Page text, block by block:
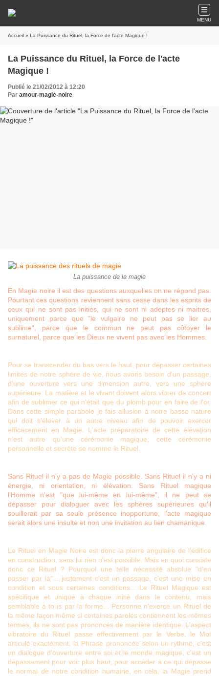
MENU
Accueil » La Puissance du Rituel, la Force de l'acte Magique !
La Puissance du Rituel, la Force de l'acte
Magique !
Publié le 21/02/2012 à 12:20
Par amour-magie-noire
La puissance de la magie
En Magie noire il est des questions auxquelles on ne répond pas.
Pourtant ces questions reviennent sans cesse dans les esprits de
ceux qui ne sont pas initiés, qui ne sont ni adeptes ni maitres,
uniquement parce que "le vulgaire ne peut pas se lier au
sublime", parce que le commun ne peut pas côtoyer le
surnaturel, parce que les Dieux ne vivent pas avec les Hommes.
Pour se transcender du bas vers le haut, pour dépasser certaines
limites de notre sphère de vie, nous avons besoin d'un passage,
d'une ouverture vers une dimension autre, vers une sphère
supérieure. La matière et le vivant doivent alors vibrer de concert
afin de sublimer ce qui n'était que du plomb pour en faire de l'or.
Dans cette simple parabole je fais allusion à notre basse nature
qui doit s'élever à un autre niveau afin de pouvoir exercer
efficacement en Magie. L'acte préparatoire de cette élévation
n'est autre qu'une cérémonie magique, cette cérémonie
personnelle et secrète se nomme le Rituel.
Sans Rituel il n'y a pas de Magie possible. Sans Rituel il n'y a ni
énergie, ni orientation, ni élévation. Sans Rituel magique
l'Homme n'est "que lui-même en lui-même", il ne peut se
dépasser pour dialoguer avec les sphères supérieures qu'il
souillerait par sa seule présence inopportune, l'acte magique
serait alors une insulte et non une invitation au lien chamanique.
Le Rituel en Magie Noire est donc la pierre angulaire de l'édifice
en construction, sans lui rien n'est possible. Mais en quoi consiste
donc ce Rituel ? Pourquoi une telle nécessité absolue "d'en
passer par là"... justement c'est un passage, c'est une mise en
condition et sous certaines conditions... Le Rituel Magique est
spécifique et unique à chaque initié dans le contenu, mais
semblable à tous par la forme... Personne n'exerce un Rituel de
la même façon même si certaines paroles contiennent les mêmes
termes, ils ne sont pas prononcés de manière identique. L'aspect
vibratoire du Rituel passe effectivement par le Verbe, le Mot
articulé exactement, la Phrase prononcée selon un rythme, c'est
un dialogue d'ouverture entre soi et le monde magique, c'est un
dépassement pour voir plus haut, pour accéder à ce qui dépasse
le normal de notre condition humaine, en cela, la Magie prend